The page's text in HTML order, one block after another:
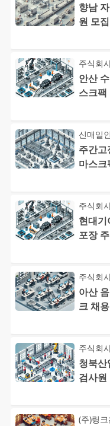
향남
원 모
경 기
주식회
안산
스크팩
야간
신매일
주간고
마스크
주식회
현대기
포장
주식회
아산
크 채
주식회
청북산
검사원
(주)링크